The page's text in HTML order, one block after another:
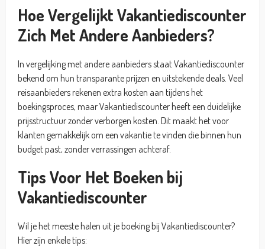
Hoe Vergelijkt Vakantiediscounter
Zich Met Andere Aanbieders?
In vergelijking met andere aanbieders staat Vakantiediscounter
bekend om hun transparante prijzen en uitstekende deals. Veel
reisaanbieders rekenen extra kosten aan tijdens het
boekingsproces, maar Vakantiediscounter heeft een duidelijke
prijsstructuur zonder verborgen kosten. Dit maakt het voor
klanten gemakkelijk om een vakantie te vinden die binnen hun
budget past, zonder verrassingen achteraf.
Tips Voor Het Boeken bij
Vakantiediscounter
Wil je het meeste halen uit je boeking bij Vakantiediscounter?
Hier zijn enkele tips: